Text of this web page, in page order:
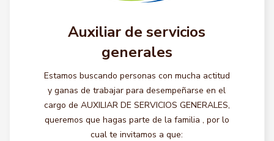
Auxiliar de servicios
generales
Estamos buscando personas con mucha actitud
y ganas de trabajar para desempeñarse en el
cargo de AUXILIAR DE SERVICIOS GENERALES,
queremos que hagas parte de la familia , por lo
cual te invitamos a que: